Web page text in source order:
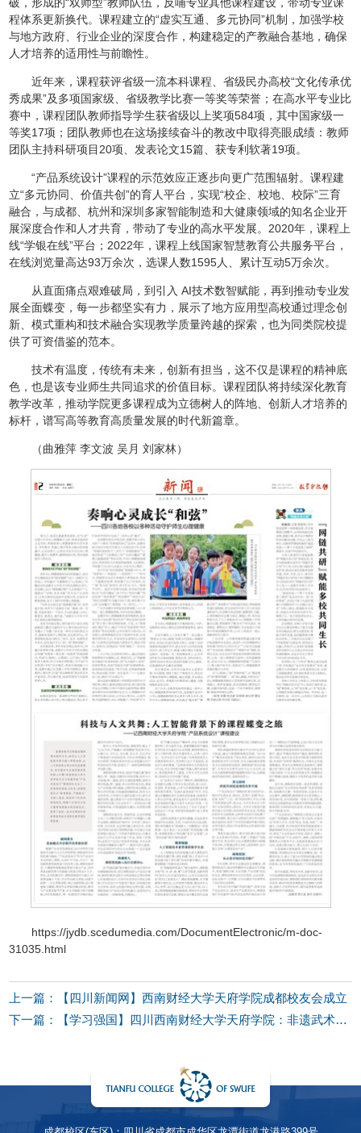
程体系更新换代。课程建立的“虚实互通、多元协同”机制，加强学校
与地方政府、行业企业的深度合作，构建稳定的产教融合基地，确保
人才培养的适用性与前瞻性。
近年来，课程获评省级一流本科课程、省级民办高校“文化传承优
秀成果”及多项国家级、省级教学比赛一等奖等荣誉；在高水平专业比
赛中，课程团队教师指导学生获省级以上奖项584项，其中国家级一
等奖17项；团队教师也在这场接续奋斗的教改中取得亮眼成绩：教师
团队主持科研项目20项、发表论文15篇、获专利软著19项。
“产品系统设计”课程的示范效应正逐步向更广范围辐射。课程建
立“多元协同、价值共创”的育人平台，实现“校企、校地、校际”三育
融合，与成都、杭州和深圳多家智能制造和大健康领域的知名企业开
展深度合作和人才共育，带动了专业的高水平发展。2020年，课程上
线“学银在线”平台；2022年，课程上线国家智慧教育公共服务平台，
在线浏览量高达93万余次，选课人数1595人、累计互动5万余次。
从直面痛点艰难破局，到引入 AI技术数智赋能，再到推动专业发
展全面蝶变，每一步都坚实有力，展示了地方应用型高校通过理念创
新、模式重构和技术融合实现教学质量跨越的探索，也为同类院校提
供了可资借鉴的范本。
技术有温度，传统有未来，创新有担当，这不仅是课程的精神底
色，也是该专业师生共同追求的价值目标。课程团队将持续深化教育
教学改革，推动学院更多课程成为立德树人的阵地、创新人才培养的
标杆，谱写高等教育高质量发展的时代新篇章。
（曲雅萍 李文波 吴月 刘家林）
https://jydb.scedumedia.com/DocumentElectronic/m-doc-
31035.html
上一篇：【四川新闻网】西南财经大学天府学院成都校友会成立
下一篇：【学习强国】四川西南财经大学天府学院：非遗武术惊艳高校运动会开幕式